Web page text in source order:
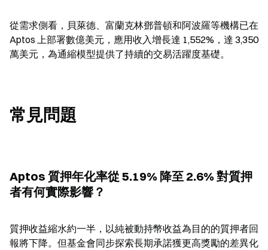
從需求側看，貝萊德、富蘭克林鄧普頓和阿波羅等機構已在
Aptos 上部署數億美元，應用收入增長達 1,552%，達 3,350
萬美元，為通縮模型提供了持續的交易活躍度基礎。
常見問題
Aptos 質押年化率從 5.19% 降至 2.6% 對質押
者有何實際影響？
質押收益縮水約一半，以純被動持幣收益為目的的質押者回
報將下降。但基金會同步探索長期承諾獲更高獎勵的差異化